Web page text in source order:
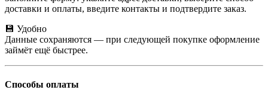
доставки и оплаты, введите контакты и подтвердите заказ.
💾 Удобно
Данные сохраняются — при следующей покупке оформление
займёт ещё быстрее.
Способы оплаты